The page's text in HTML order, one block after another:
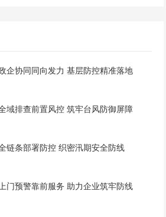
企协同同向发力 基层防控精准落地
域排查前置风控 筑牢台风防御屏障
链条部署防控 织密汛期安全防线
门预警靠前服务 助力企业筑牢防线